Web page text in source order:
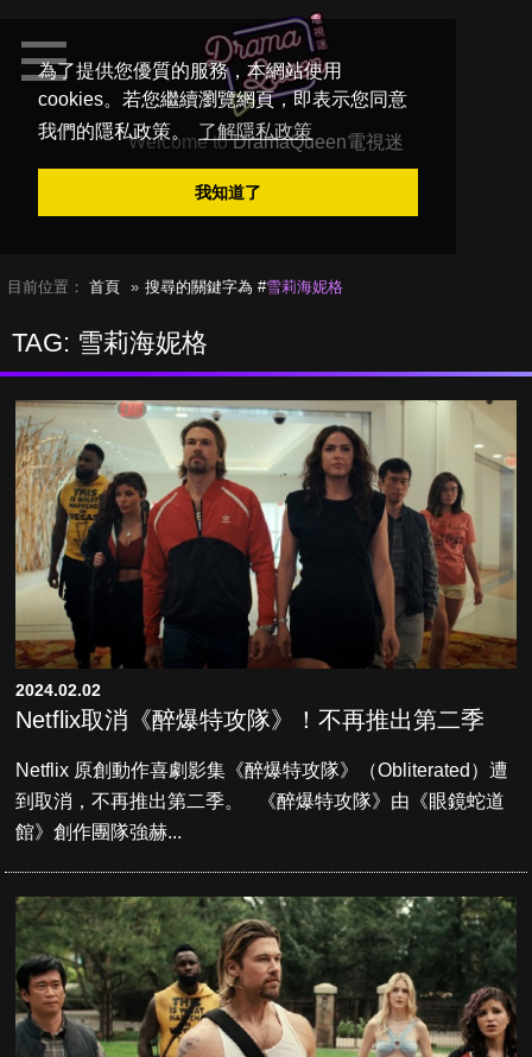
為了提供您優質的服務，本網站使用
cookies。若您繼續瀏覽網頁，即表示您同意
我們的隱私政策。
了解隱私政策
我知道了
Welcome toDramaQueen電視迷
目前位置： 首頁 搜尋的關鍵字為 #雪莉海妮格
TAG: 雪莉海妮格
2024.02.02
Netflix取消《醉爆特攻隊》！不再推出第二季
Netflix 原創動作喜劇影集《醉爆特攻隊》（Obliterated）遭
到取消，不再推出第二季。 《醉爆特攻隊》由《眼鏡蛇道
館》創作團隊強赫...